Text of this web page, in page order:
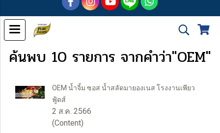
ค้นพบ 10 รายการ จากคำว่า"OEM"
OEM น้ำจิ้ม ซอส น้ำสลัดมายองเนส โรงงานเพียว
ฟู้ดส์
2 ส.ค. 2566
(Content)